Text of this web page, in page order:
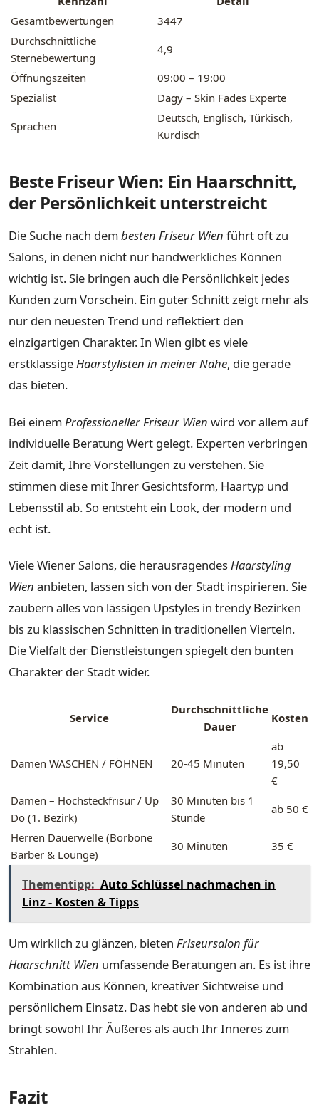
Gesamtbewertungen
3447
Durchschnittliche
Sternebewertung
4,9
Öffnungszeiten
09:00 – 19:00
Spezialist
Dagy – Skin Fades Experte
Sprachen
Deutsch, Englisch, Türkisch,
Kurdisch
Beste Friseur Wien: Ein Haarschnitt,
der Persönlichkeit unterstreicht
Die Suche nach dembesten Friseur Wien führt oft zu
Salons, in denen nicht nur handwerkliches Können
wichtig ist. Sie bringen auch die Persönlichkeit jedes
Kunden zum Vorschein. Ein guter Schnitt zeigt mehr als
nur den neuesten Trend und reflektiert den
einzigartigen Charakter. In Wien gibt es viele
erstklassigeHaarstylisten in meiner Nähe, die gerade
das bieten.
Bei einemProfessioneller Friseur Wien wird vor allem auf
individuelle Beratung Wert gelegt. Experten verbringen
Zeit damit, Ihre Vorstellungen zu verstehen. Sie
stimmen diese mit Ihrer Gesichtsform, Haartyp und
Lebensstil ab. So entsteht ein Look, der modern und
echt ist.
Viele Wiener Salons, die herausragendesHaarstyling
Wien anbieten, lassen sich von der Stadt inspirieren. Sie
zaubern alles von lässigen Upstyles in trendy Bezirken
bis zu klassischen Schnitten in traditionellen Vierteln.
Die Vielfalt der Dienstleistungen spiegelt den bunten
Charakter der Stadt wider.
Service
Durchschnittliche
Dauer
Kosten
Damen WASCHEN / FÖHNEN 20-45 Minuten
ab
19,50
€
Damen – Hochsteckfrisur / Up
Do (1. Bezirk)
30 Minuten bis 1
Stunde
ab 50 €
Herren Dauerwelle (Borbone
Barber & Lounge)
30 Minuten 35 €
Thementipp: Auto Schlüssel nachmachen in
Linz - Kosten & Tipps
Um wirklich zu glänzen, bieten Friseursalon für
Haarschnitt Wien umfassende Beratungen an. Es ist ihre
Kombination aus Können, kreativer Sichtweise und
persönlichem Einsatz. Das hebt sie von anderen ab und
bringt sowohl Ihr Äußeres als auch Ihr Inneres zum
Strahlen.
Fazit